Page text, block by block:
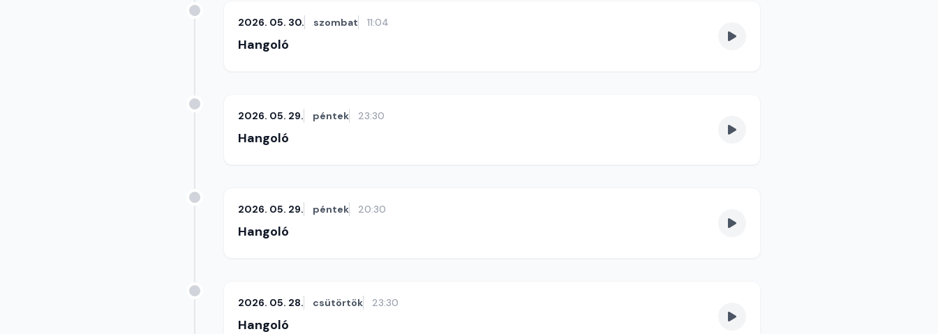
2026. 05. 30. szombat 11:04
Hangoló
2026. 05. 29. péntek 23:30
Hangoló
2026. 05. 29. péntek 20:30
Hangoló
2026. 05. 28. csütörtök 23:30
Hangoló